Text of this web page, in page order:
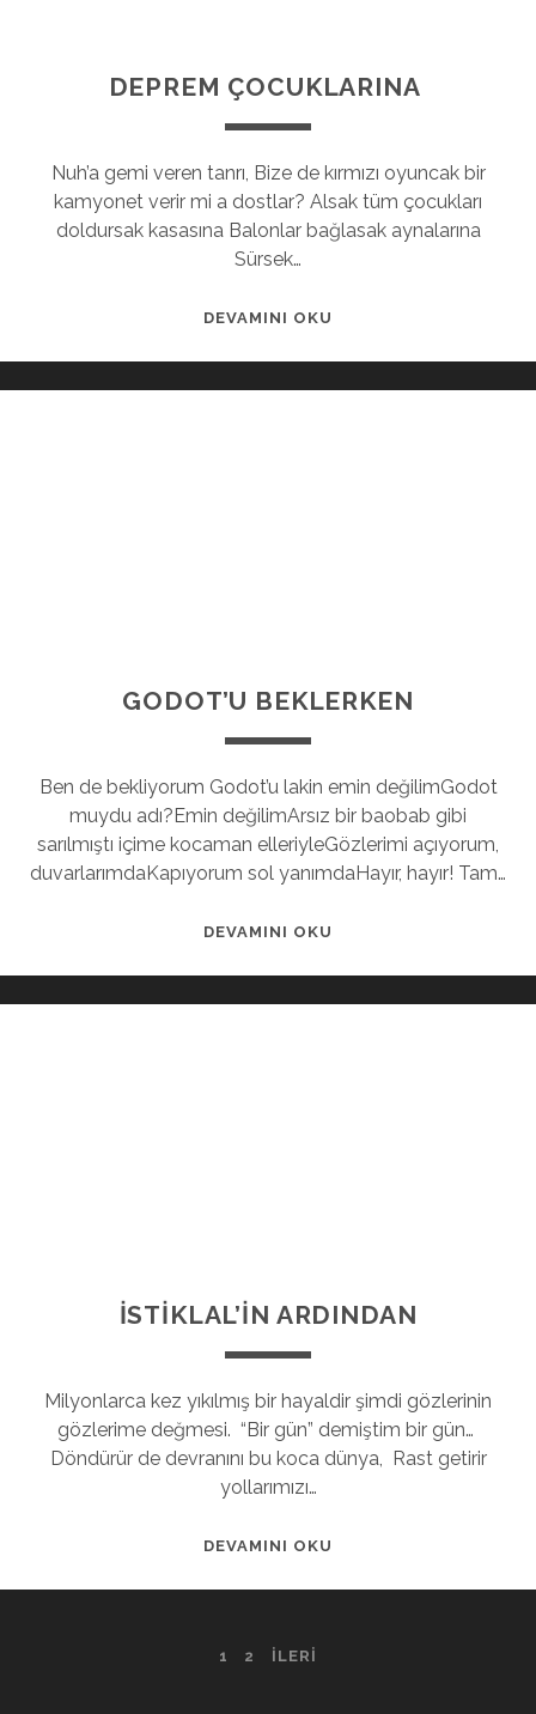
DEPREM ÇOCUKLARINA
Nuh’a gemi veren tanrı, Bize de kırmızı oyuncak bir
kamyonet verir mi a dostlar? Alsak tüm çocukları
doldursak kasasına Balonlar bağlasak aynalarına
Sürsek…
DEVAMINI OKU
GODOT’U BEKLERKEN
Ben de bekliyorum Godot’u lakin emin değilimGodot
muydu adı?Emin değilimArsız bir baobab gibi
sarılmıştı içime kocaman elleriyleGözlerimi açıyorum,
duvarlarımdaKapıyorum sol yanımdaHayır, hayır! Tam…
DEVAMINI OKU
İSTİKLAL’İN ARDINDAN
Milyonlarca kez yıkılmış bir hayaldir şimdi gözlerinin
gözlerime değmesi. “Bir gün” demiştim bir gün…
Döndürür de devranını bu koca dünya, Rast getirir
yollarımızı…
DEVAMINI OKU
1 2 İLERI